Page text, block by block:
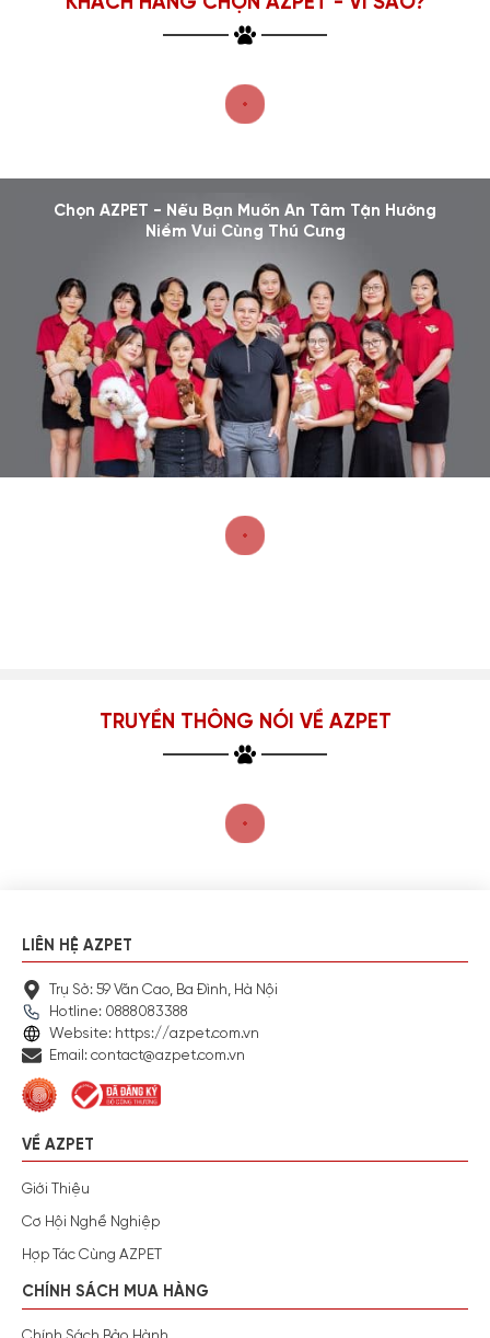
Chọn AZPET - Nếu Bạn Muốn An Tâm Tận Hưởng
Niềm Vui Cùng Thú Cưng
TRUYỀN THÔNG NÓI VỀ AZPET
LIÊN HỆ AZPET
Trụ Sở: 59 Văn Cao, Ba Đình, Hà Nội
Hotline: 0888083388
Website: https://azpet.com.vn
Email: contact@azpet.com.vn
VỀ AZPET
Giới Thiệu
Cơ Hội Nghề Nghiệp
Hợp Tác Cùng AZPET
CHÍNH SÁCH MUA HÀNG